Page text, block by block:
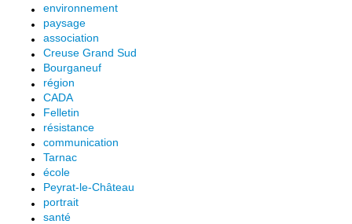
environnement
paysage
association
Creuse Grand Sud
Bourganeuf
région
CADA
Felletin
résistance
communication
Tarnac
école
Peyrat-le-Château
portrait
santé